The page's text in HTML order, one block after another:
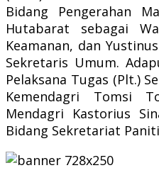
Bidang Pengerahan
Hutabarat sebagai
Keamanan, dan
Sekretaris Umum.
Pelaksana Tugas (Plt.)
Kemendagri Tomsi
Mendagri Kastorius
Bidang Sekretariat